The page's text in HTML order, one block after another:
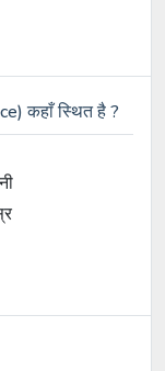
कहाँ स्थित है ?